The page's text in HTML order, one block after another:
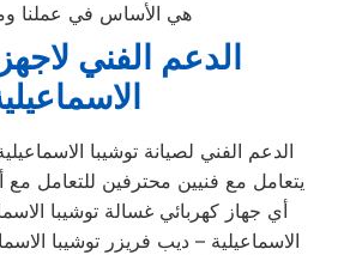
هي الأساس في عملنا
الدعم الفني
الدعم الفني لصيانة توشيبا
يتعامل مع فنيين محترفين للتعامل
أي جهاز كهربائي غسالة توشيبا
الاسماعيلية – ديب فريزر توشيبا